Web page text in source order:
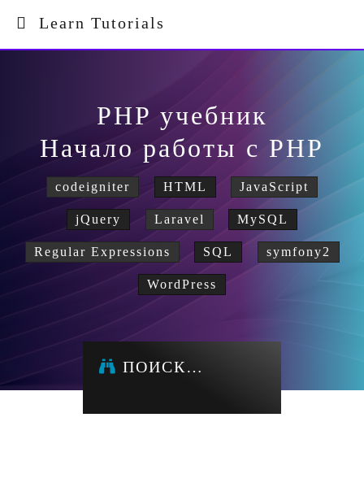
Learn Tutorials
PHP учебник
Начало работы с PHP
codeigniter HTML JavaScript
jQuery Laravel MySQL
Regular Expressions SQL symfony2
WordPress
ПОИСК…